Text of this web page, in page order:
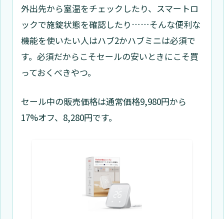
外出先から室温をチェックしたり、スマートロ
ックで施錠状態を確認したり……そんな便利な
機能を使いたい人はハブ2かハブミニは必須で
す。必須だからこそセールの安いときにこそ買
っておくべきやつ。
セール中の販売価格は通常価格9,980円から
17%オフ、8,280円です。